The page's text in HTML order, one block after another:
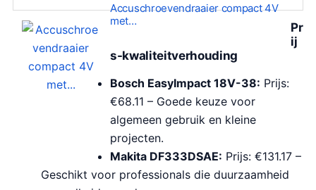
p
o
n
k
e
l
i
i
e
p
r
j
s
Accuschroevendraaier compact 4V
met…
Pr
ij
s-kwaliteitverhouding
Bosch EasyImpact 18V-38: Prijs:
€68.11 – Goede keuze voor
algemeen gebruik en kleine
projecten.
Makita DF333DSAE: Prijs: €131.17 –
Geschikt voor professionals die duurzaamheid